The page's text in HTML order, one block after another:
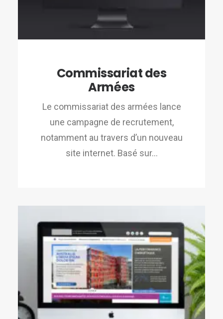
Commissariat des
Armées
Le commissariat des armées lance
une campagne de recrutement,
notamment au travers d’un nouveau
site internet. Basé sur…